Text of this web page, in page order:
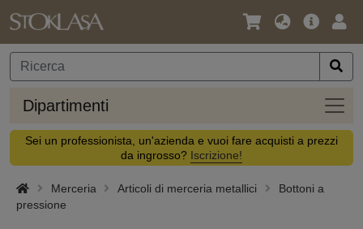
Lingua
Valuta
Offerta
Dipartimenti
Sei un professionista, un'azienda e vuoi fare acquisti a prezzi
da ingrosso? Iscrizione!
Merceria Articoli di merceria metallici
Bottoni a
pressione